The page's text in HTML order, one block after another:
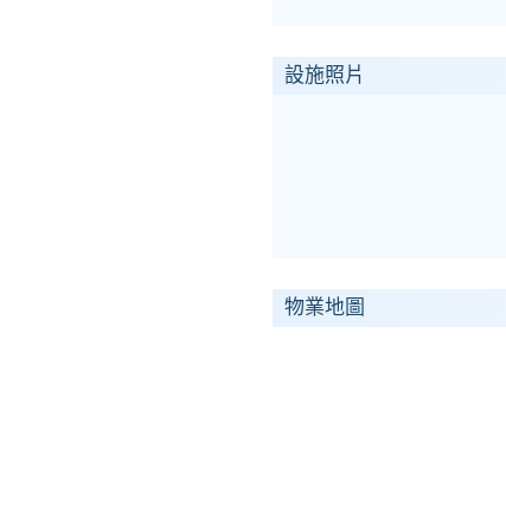
設施照片
物業地圖